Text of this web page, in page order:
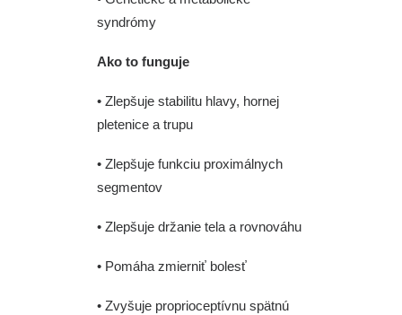
syndrómy
Ako to funguje
• Zlepšuje stabilitu hlavy, hornej
pletenice a trupu
• Zlepšuje funkciu proximálnych
segmentov
• Zlepšuje držanie tela a rovnováhu
• Pomáha zmierniť bolesť
• Zvyšuje proprioceptívnu spätnú